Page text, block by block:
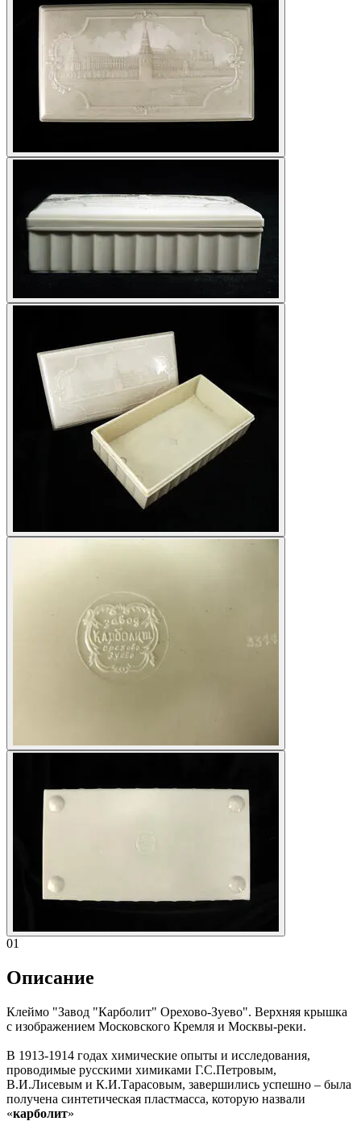
01
Описание
Клеймо "Завод "Карболит" Орехово-Зуево". Верхняя крышка
с изображением Московского Кремля и Москвы-реки.
В 1913-1914 годах химические опыты и исследования,
проводимые русскими химиками Г.С.Петровым,
В.И.Лисевым и К.И.Тарасовым, завершились успешно – была
получена синтетическая пластмасса, которую назвали
«карболит»